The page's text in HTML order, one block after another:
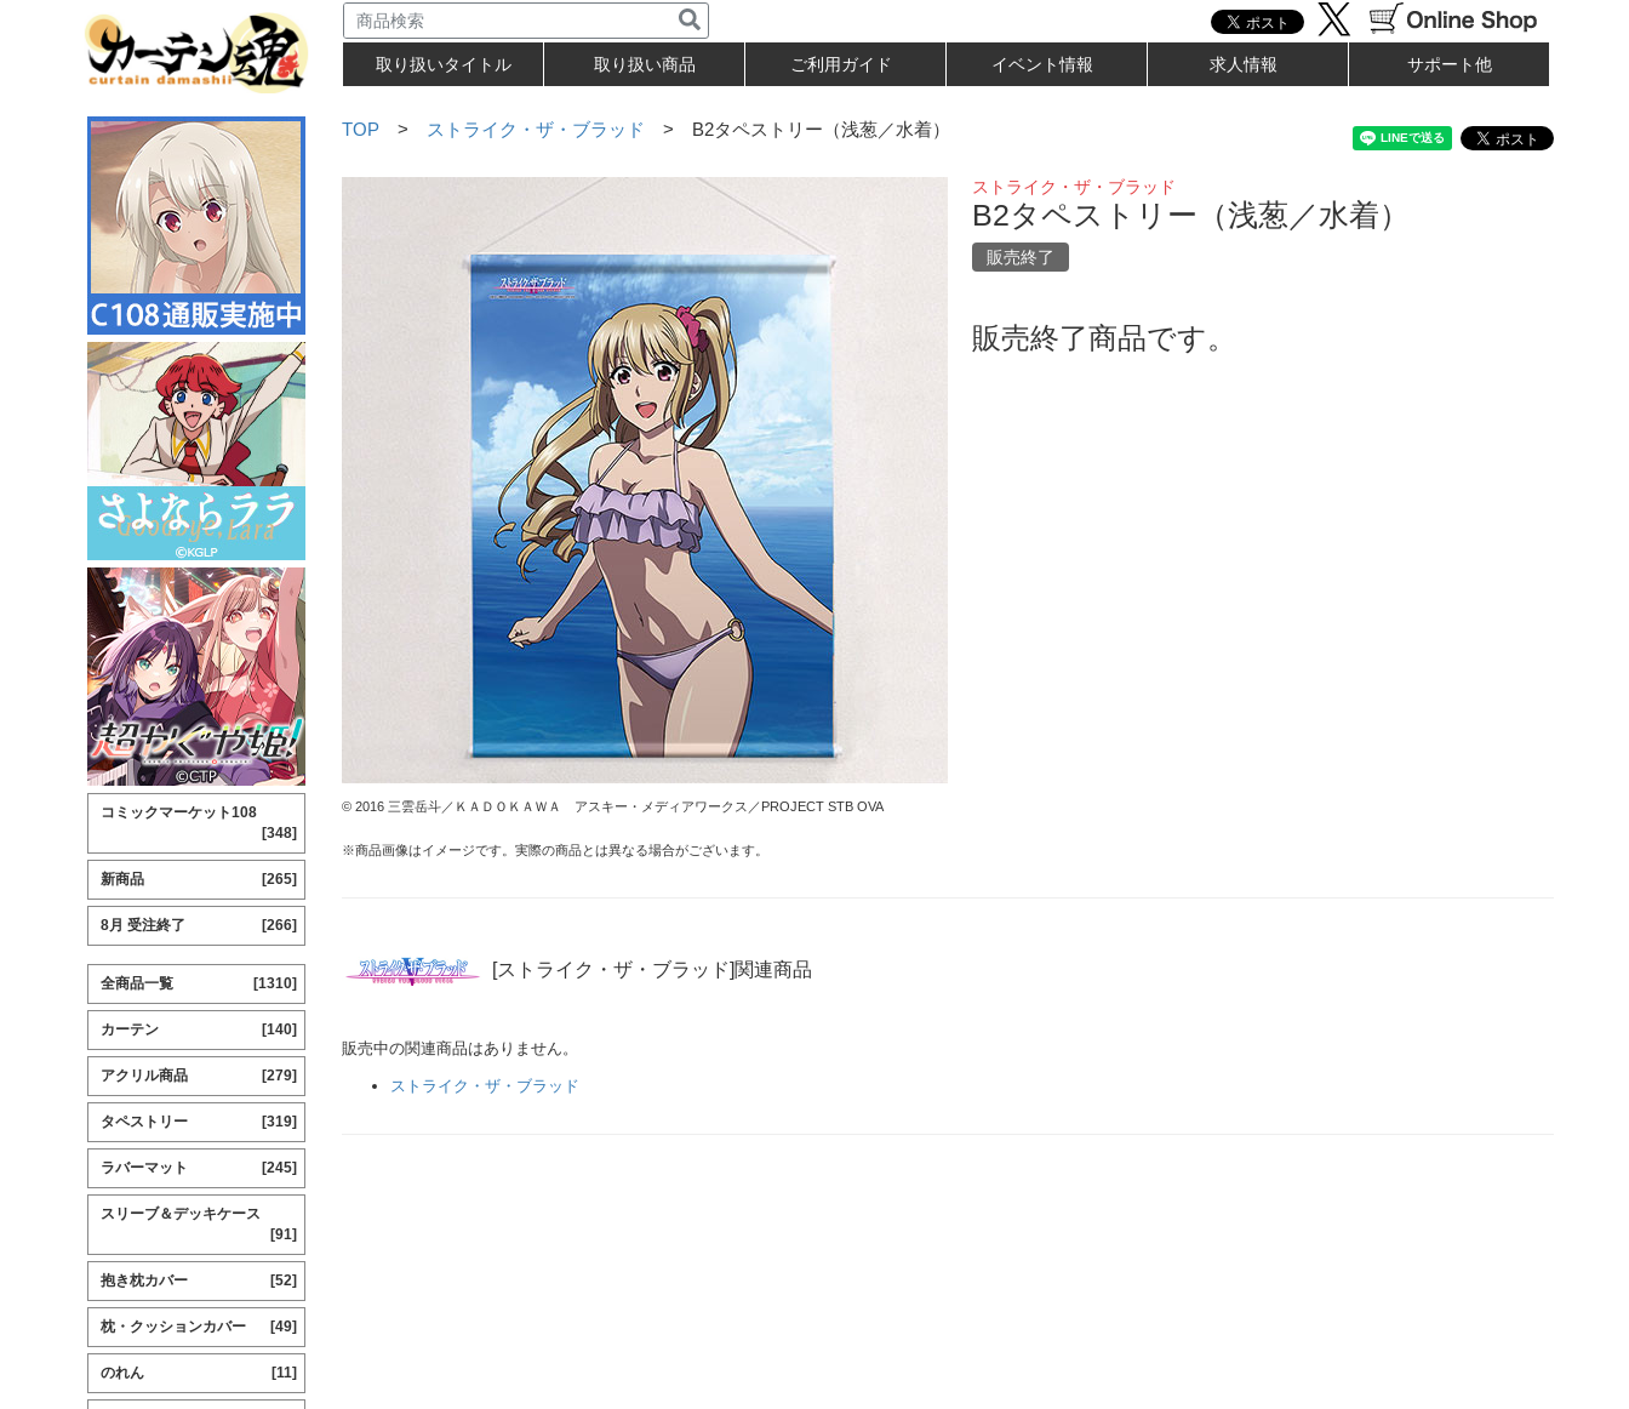
取り扱いタイトル 取り扱い商品 ご利用ガイド イベント情報 求人情報 サポート他
TOP > ストライク・ザ・ブラッド > B2タペストリー（浅葱／水着）
© 2016 三雲岳斗／ＫＡＤＯＫＡＷＡ アスキー・メディアワークス／PROJECT STB OVA
※商品画像はイメージです。実際の商品とは異なる場合がございます。
ストライク・ザ・ブラッド
B2タペストリー（浅葱／水着）
販売終了
販売終了商品です。
[ストライク・ザ・ブラッド]関連商品
販売中の関連商品はありません。
ストライク・ザ・ブラッド
コミックマーケット108
[348]
新商品 [265]
8月 受注終了 [266]
全商品一覧 [1310]
カーテン [140]
アクリル商品 [279]
タペストリー [319]
ラバーマット [245]
スリーブ＆デッキケース
[91]
抱き枕カバー [52]
枕・クッションカバー [49]
のれん [11]